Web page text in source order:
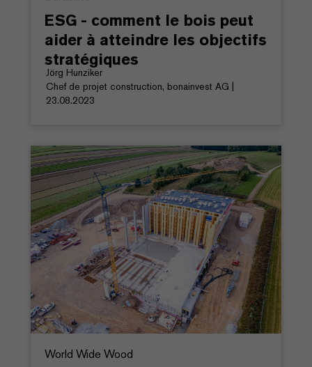
ESG - comment le bois peut
aider à atteindre les objectifs
stratégiques
Jörg Hunziker
Chef de projet construction, bonainvest AG |
23.08.2023
World Wide Wood